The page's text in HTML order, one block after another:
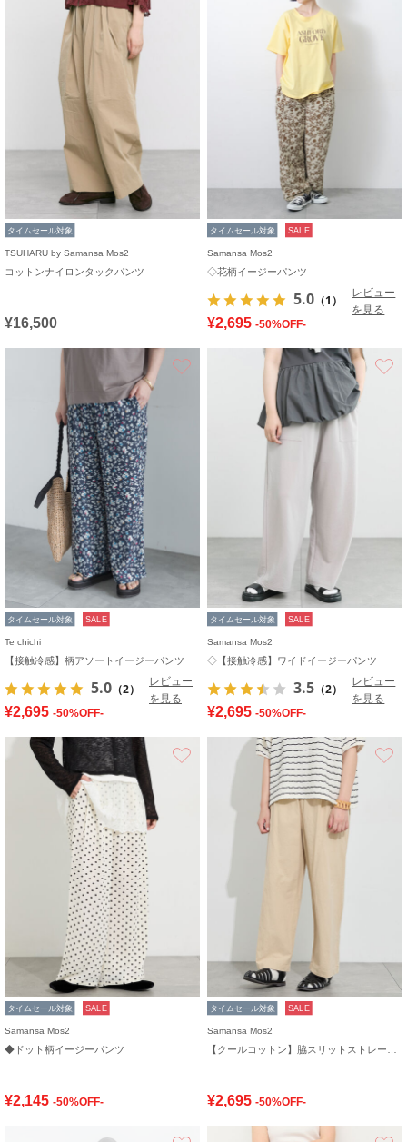
タイムセール対象
TSUHARU by Samansa Mos2
コットンナイロンタックパンツ
¥16,500
タイムセール対象 SALE
Samansa Mos2
◇花柄イージーパンツ
5.0 （1）
レビュー
を見る
¥2,695 -50%OFF-
タイムセール対象 SALE
Te chichi
【接触冷感】柄アソートイージーパンツ
5.0 （2）
レビュー
を見る
¥2,695 -50%OFF-
タイムセール対象 SALE
Samansa Mos2
◇【接触冷感】ワイドイージーパンツ
3.5 （2）
レビュー
を見る
¥2,695 -50%OFF-
お気に入り
タイムセール対象 SALE
Samansa Mos2
◆ドット柄イージーパンツ
¥2,145 -50%OFF-
タイムセール対象 SALE
Samansa Mos2
¥2,695 -50%OFF-